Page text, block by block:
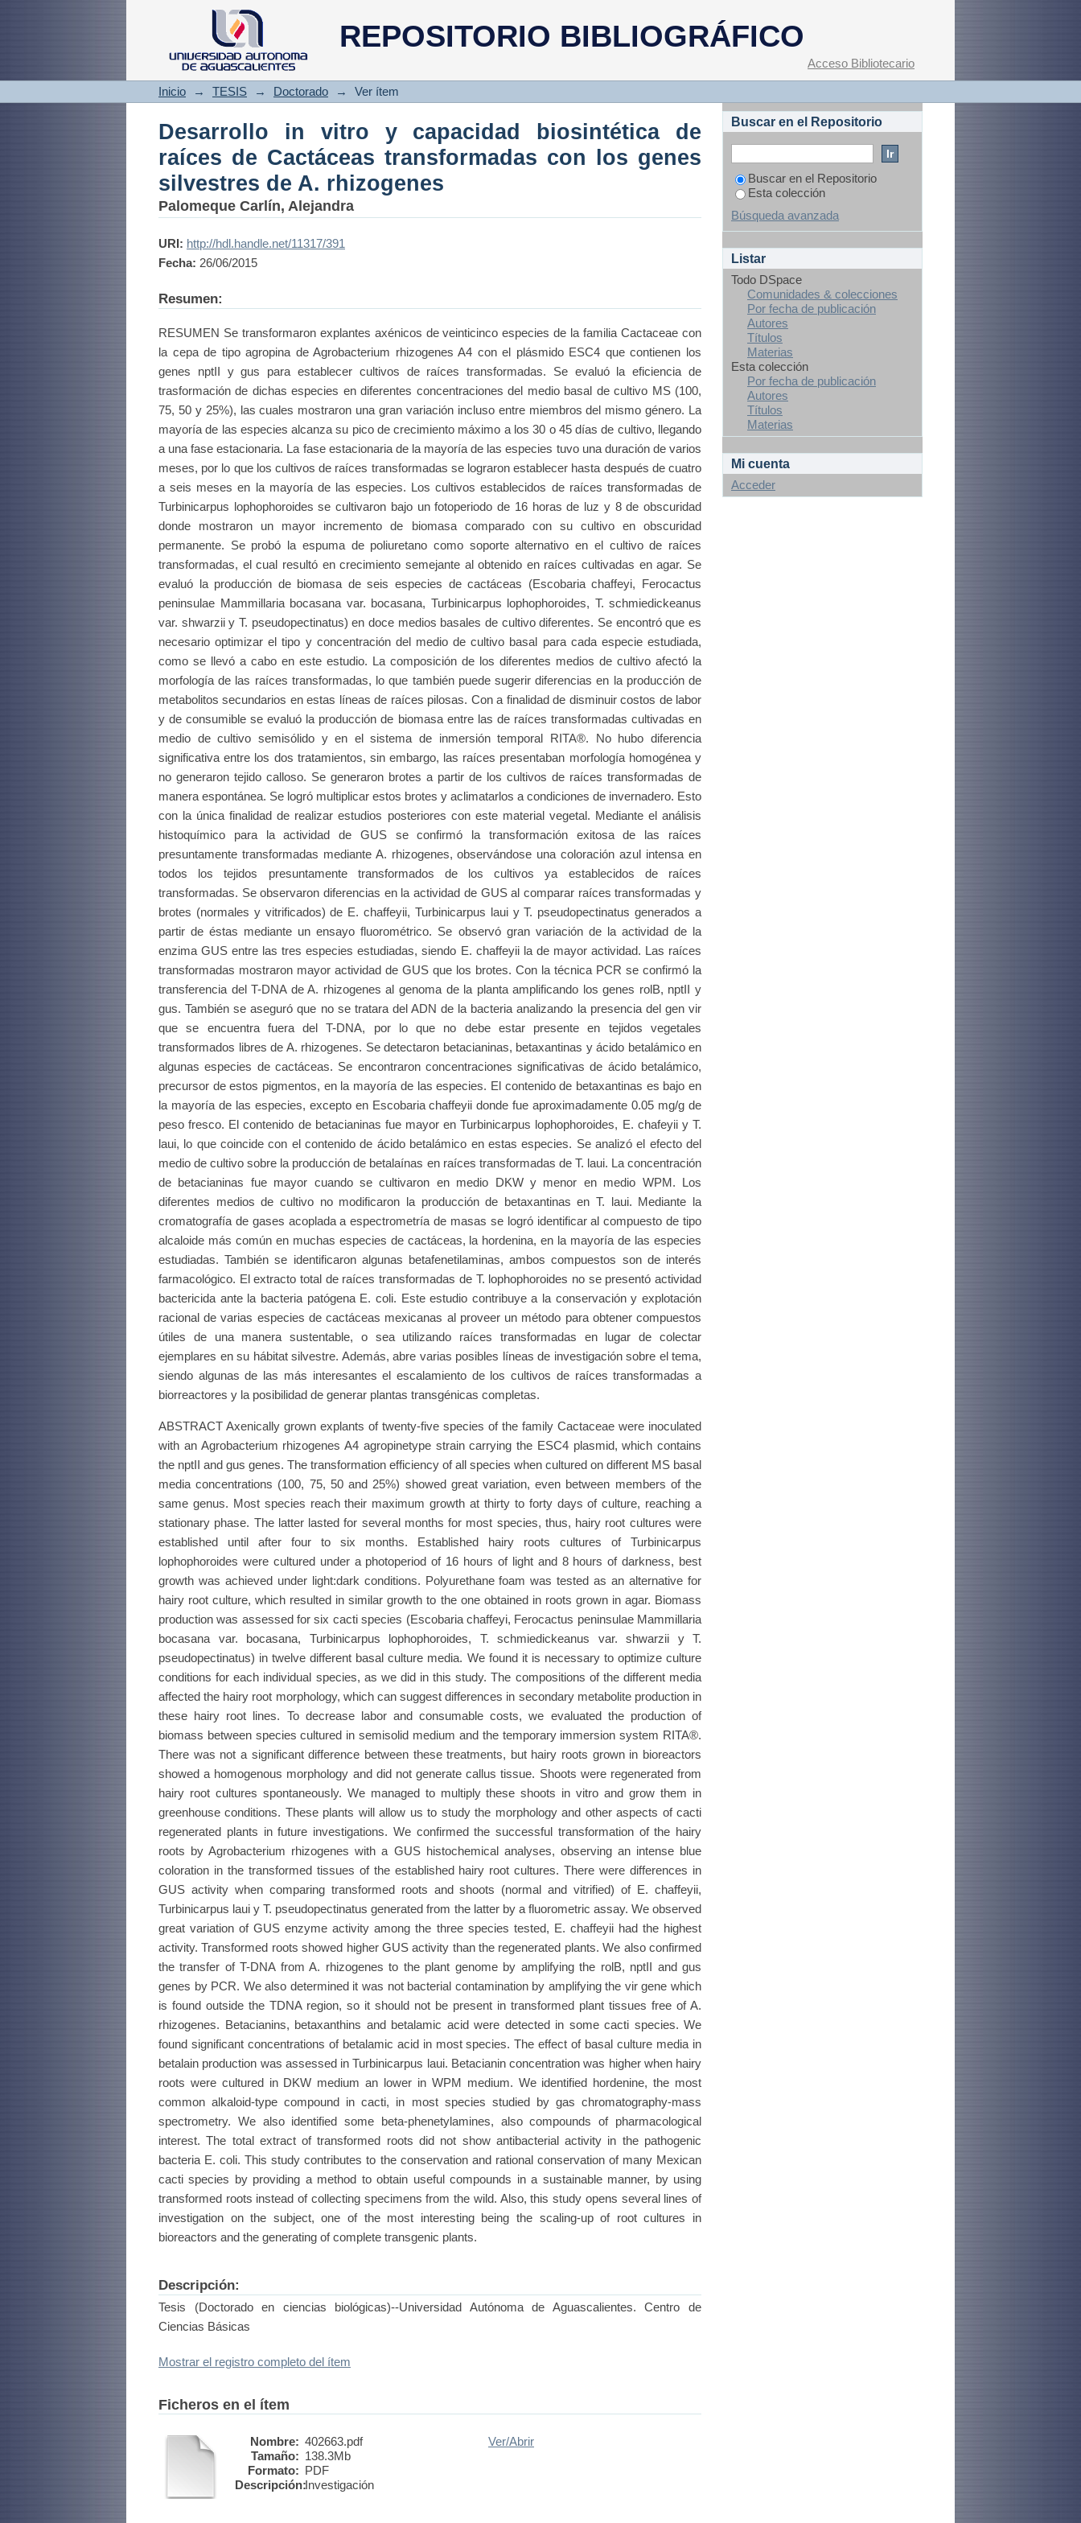
REPOSITORIO BIBLIOGRÁFICO
Desarrollo in vitro y capacidad biosintética de raíces de Cactáceas
transformadas con los genes silvestres de A. rhizogenes
Acceso Bibliotecario
Inicio → TESIS → Doctorado → Ver ítem
Desarrollo in vitro y capacidad biosintética de
raíces de Cactáceas transformadas con los genes
silvestres de A. rhizogenes
Palomeque Carlín, Alejandra
URI: http://hdl.handle.net/11317/391
Fecha: 26/06/2015
Resumen:
RESUMEN Se transformaron explantes axénicos de veinticinco especies de la familia Cactaceae con
la cepa de tipo agropina de Agrobacterium rhizogenes A4 con el plásmido ESC4 que contienen los
genes nptII y gus para establecer cultivos de raíces transformadas. Se evaluó la eficiencia de
trasformación de dichas especies en diferentes concentraciones del medio basal de cultivo MS (100,
75, 50 y 25%), las cuales mostraron una gran variación incluso entre miembros del mismo género. La
mayoría de las especies alcanza su pico de crecimiento máximo a los 30 o 45 días de cultivo, llegando
a una fase estacionaria. La fase estacionaria de la mayoría de las especies tuvo una duración de varios
meses, por lo que los cultivos de raíces transformadas se lograron establecer hasta después de cuatro
a seis meses en la mayoría de las especies. Los cultivos establecidos de raíces transformadas de
Turbinicarpus lophophoroides se cultivaron bajo un fotoperiodo de 16 horas de luz y 8 de obscuridad
donde mostraron un mayor incremento de biomasa comparado con su cultivo en obscuridad
permanente. Se probó la espuma de poliuretano como soporte alternativo en el cultivo de raíces
transformadas, el cual resultó en crecimiento semejante al obtenido en raíces cultivadas en agar. Se
evaluó la producción de biomasa de seis especies de cactáceas (Escobaria chaffeyi, Ferocactus
peninsulae Mammillaria bocasana var. bocasana, Turbinicarpus lophophoroides, T. schmiedickeanus
var. shwarzii y T. pseudopectinatus) en doce medios basales de cultivo diferentes. Se encontró que es
necesario optimizar el tipo y concentración del medio de cultivo basal para cada especie estudiada,
como se llevó a cabo en este estudio. La composición de los diferentes medios de cultivo afectó la
morfología de las raíces transformadas, lo que también puede sugerir diferencias en la producción de
metabolitos secundarios en estas líneas de raíces pilosas. Con a finalidad de disminuir costos de labor
y de consumible se evaluó la producción de biomasa entre las de raíces transformadas cultivadas en
medio de cultivo semisólido y en el sistema de inmersión temporal RITA®. No hubo diferencia
significativa entre los dos tratamientos, sin embargo, las raíces presentaban morfología homogénea y
no generaron tejido calloso. Se generaron brotes a partir de los cultivos de raíces transformadas de
manera espontánea. Se logró multiplicar estos brotes y aclimatarlos a condiciones de invernadero. Esto
con la única finalidad de realizar estudios posteriores con este material vegetal. Mediante el análisis
histoquímico para la actividad de GUS se confirmó la transformación exitosa de las raíces
presuntamente transformadas mediante A. rhizogenes, observándose una coloración azul intensa en
todos los tejidos presuntamente transformados de los cultivos ya establecidos de raíces
transformadas. Se observaron diferencias en la actividad de GUS al comparar raíces transformadas y
brotes (normales y vitrificados) de E. chaffeyii, Turbinicarpus laui y T. pseudopectinatus generados a
partir de éstas mediante un ensayo fluorométrico. Se observó gran variación de la actividad de la
enzima GUS entre las tres especies estudiadas, siendo E. chaffeyii la de mayor actividad. Las raíces
transformadas mostraron mayor actividad de GUS que los brotes. Con la técnica PCR se confirmó la
transferencia del T-DNA de A. rhizogenes al genoma de la planta amplificando los genes rolB, nptII y
gus. También se aseguró que no se tratara del ADN de la bacteria analizando la presencia del gen vir
que se encuentra fuera del T-DNA, por lo que no debe estar presente en tejidos vegetales
transformados libres de A. rhizogenes. Se detectaron betacianinas, betaxantinas y ácido betalámico en
algunas especies de cactáceas. Se encontraron concentraciones significativas de ácido betalámico,
precursor de estos pigmentos, en la mayoría de las especies. El contenido de betaxantinas es bajo en
la mayoría de las especies, excepto en Escobaria chaffeyii donde fue aproximadamente 0.05 mg/g de
peso fresco. El contenido de betacianinas fue mayor en Turbinicarpus lophophoroides, E. chafeyii y T.
laui, lo que coincide con el contenido de ácido betalámico en estas especies. Se analizó el efecto del
medio de cultivo sobre la producción de betalaínas en raíces transformadas de T. laui. La concentración
de betacianinas fue mayor cuando se cultivaron en medio DKW y menor en medio WPM. Los
diferentes medios de cultivo no modificaron la producción de betaxantinas en T. laui. Mediante la
cromatografía de gases acoplada a espectrometría de masas se logró identificar al compuesto de tipo
alcaloide más común en muchas especies de cactáceas, la hordenina, en la mayoría de las especies
estudiadas. También se identificaron algunas betafenetilaminas, ambos compuestos son de interés
farmacológico. El extracto total de raíces transformadas de T. lophophoroides no se presentó actividad
bactericida ante la bacteria patógena E. coli. Este estudio contribuye a la conservación y explotación
racional de varias especies de cactáceas mexicanas al proveer un método para obtener compuestos
útiles de una manera sustentable, o sea utilizando raíces transformadas en lugar de colectar
ejemplares en su hábitat silvestre. Además, abre varias posibles líneas de investigación sobre el tema,
siendo algunas de las más interesantes el escalamiento de los cultivos de raíces transformadas a
biorreactores y la posibilidad de generar plantas transgénicas completas.
ABSTRACT Axenically grown explants of twenty-five species of the family Cactaceae were inoculated
with an Agrobacterium rhizogenes A4 agropinetype strain carrying the ESC4 plasmid, which contains
the nptII and gus genes. The transformation efficiency of all species when cultured on different MS basal
media concentrations (100, 75, 50 and 25%) showed great variation, even between members of the
same genus. Most species reach their maximum growth at thirty to forty days of culture, reaching a
stationary phase. The latter lasted for several months for most species, thus, hairy root cultures were
established until after four to six months. Established hairy roots cultures of Turbinicarpus
lophophoroides were cultured under a photoperiod of 16 hours of light and 8 hours of darkness, best
growth was achieved under light:dark conditions. Polyurethane foam was tested as an alternative for
hairy root culture, which resulted in similar growth to the one obtained in roots grown in agar. Biomass
production was assessed for six cacti species (Escobaria chaffeyi, Ferocactus peninsulae Mammillaria
bocasana var. bocasana, Turbinicarpus lophophoroides, T. schmiedickeanus var. shwarzii y T.
pseudopectinatus) in twelve different basal culture media. We found it is necessary to optimize culture
conditions for each individual species, as we did in this study. The compositions of the different media
affected the hairy root morphology, which can suggest differences in secondary metabolite production in
these hairy root lines. To decrease labor and consumable costs, we evaluated the production of
biomass between species cultured in semisolid medium and the temporary immersion system RITA®.
There was not a significant difference between these treatments, but hairy roots grown in bioreactors
showed a homogenous morphology and did not generate callus tissue. Shoots were regenerated from
hairy root cultures spontaneously. We managed to multiply these shoots in vitro and grow them in
greenhouse conditions. These plants will allow us to study the morphology and other aspects of cacti
regenerated plants in future investigations. We confirmed the successful transformation of the hairy
roots by Agrobacterium rhizogenes with a GUS histochemical analyses, observing an intense blue
coloration in the transformed tissues of the established hairy root cultures. There were differences in
GUS activity when comparing transformed roots and shoots (normal and vitrified) of E. chaffeyii,
Turbinicarpus laui y T. pseudopectinatus generated from the latter by a fluorometric assay. We observed
great variation of GUS enzyme activity among the three species tested, E. chaffeyii had the highest
activity. Transformed roots showed higher GUS activity than the regenerated plants. We also confirmed
the transfer of T-DNA from A. rhizogenes to the plant genome by amplifying the rolB, nptII and gus
genes by PCR. We also determined it was not bacterial contamination by amplifying the vir gene which
is found outside the TDNA region, so it should not be present in transformed plant tissues free of A.
rhizogenes. Betacianins, betaxanthins and betalamic acid were detected in some cacti species. We
found significant concentrations of betalamic acid in most species. The effect of basal culture media in
betalain production was assessed in Turbinicarpus laui. Betacianin concentration was higher when hairy
roots were cultured in DKW medium an lower in WPM medium. We identified hordenine, the most
common alkaloid-type compound in cacti, in most species studied by gas chromatography-mass
spectrometry. We also identified some beta-phenetylamines, also compounds of pharmacological
interest. The total extract of transformed roots did not show antibacterial activity in the pathogenic
bacteria E. coli. This study contributes to the conservation and rational conservation of many Mexican
cacti species by providing a method to obtain useful compounds in a sustainable manner, by using
transformed roots instead of collecting specimens from the wild. Also, this study opens several lines of
investigation on the subject, one of the most interesting being the scaling-up of root cultures in
bioreactors and the generating of complete transgenic plants.
Descripción:
Tesis (Doctorado en ciencias biológicas)--Universidad Autónoma de Aguascalientes. Centro de
Ciencias Básicas
Mostrar el registro completo del ítem
Ficheros en el ítem
Nombre: 402663.pdf
Tamaño: 138.3Mb
Formato: PDF
Descripción:Investigación
Ver/Abrir
Buscar en el Repositorio
Buscar en el Repositorio
Esta colección
Búsqueda avanzada
Listar
Todo DSpace
Comunidades & colecciones
Por fecha de publicación
Autores
Títulos
Materias
Esta colección
Por fecha de publicación
Autores
Títulos
Materias
Mi cuenta
Acceder